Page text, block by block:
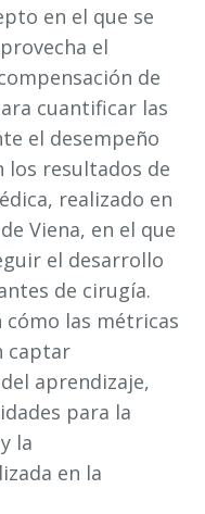
en el que se
el
de
cuantificar las
el desempeño
los resultados de
realizado en
Viena, en el que
el desarrollo
de cirugía.
las métricas
captar
aprendizaje,
para la
la
en la